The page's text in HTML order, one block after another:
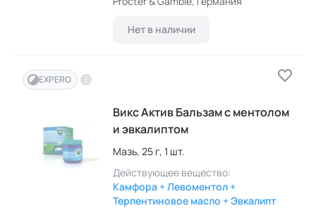
Нет в наличии
EXPERO
Викс Актив Бальзам с ментолом
и эвкалиптом
Мазь, 25 г, 1 шт.
Действующее вещество:
Камфора + Левоментол +
Терпентиновое масло + Эвкалипт